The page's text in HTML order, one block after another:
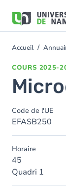
contenu
You
Accueil
COURS 2025-
Code de l'UE
EFASB250
Horaire
45
Quadri 1